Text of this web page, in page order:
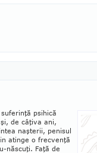
psihică
de câţiva ani,
naşterii, penisul
atinge o frec­ven­ţă
născuţi. Faţă de